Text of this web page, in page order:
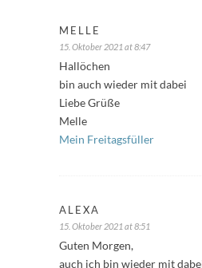
MELLE
15. Oktober 2021 at 8:47
Hallöchen
bin auch wieder mit dabei
Liebe Grüße
Melle
Mein Freitagsfüller
ALEXA
15. Oktober 2021 at 8:51
Guten Morgen,
auch ich bin wieder mit